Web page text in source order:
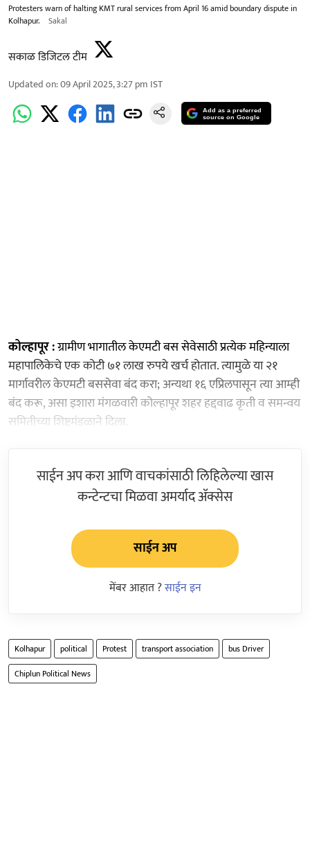
Protesters warn of halting KMT rural services from April 16 amid boundary dispute in
Kolhapur.
Sakal
सकाळ डिजिटल टीम
Updated on:09 April 2025, 3:27 pm IST
Add as a preferred
source on Google
कोल्हापूर :ग्रामीण भागातील केएमटी बस सेवेसाठी प्रत्येक महिन्याला
महापालिकेचे एक कोटी ७१ लाख रुपये खर्च होतात. त्यामुळे या २१
मार्गावरील केएमटी बससेवा बंद करा; अन्यथा १६ एप्रिलपासून त्या आम्ही
बंद करू, असा इशारा मंगळवारी कोल्हापूर शहर हद्दवाढ कृती व समन्वय
समितीच्या शिष्टमंडळाने दिला.
साईन अप करा आणि वाचकांसाठी लिहिलेल्या खास
कन्टेन्टचा मिळवा अमर्याद ॲक्सेस
साईन अप
मेंबर आहात ?साईन इन
Kolhapur political Protest transport association
bus Driver
Chiplun Political News